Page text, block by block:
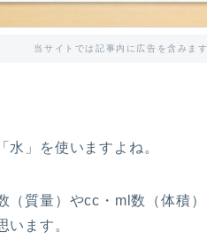
当サイトでは記事内に広告を含みます
水」を使いますよね。
（質量）やcc・ml数（体積
います。